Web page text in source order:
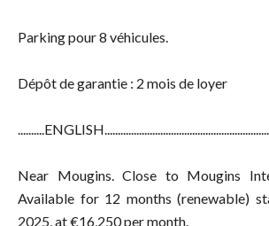
Parking pour 8 véhicules.
Dépôt de garantie : 2 mois de loyer
..........ENGLISH..............................................................
Near Mougins. Close to Mougins
Available for 12 months (renewable)
2025, at €16,250 per month.